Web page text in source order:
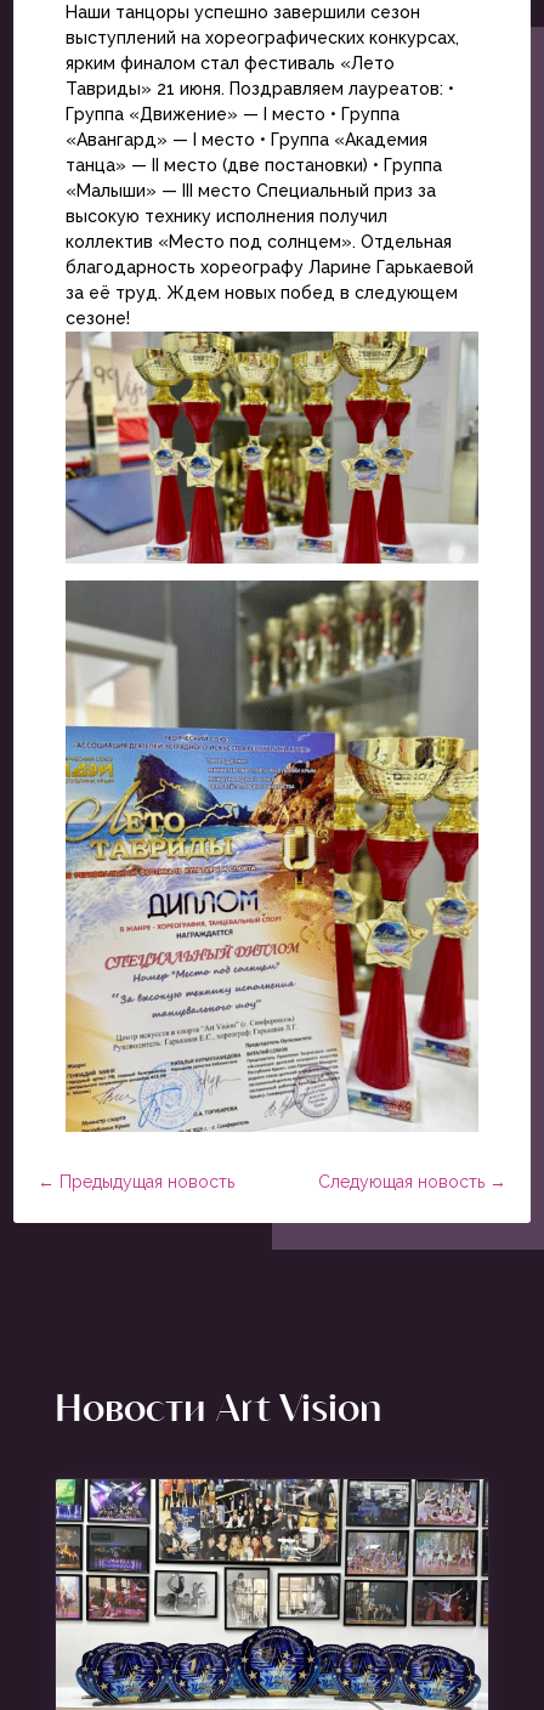
Наши танцоры успешно завершили сезон
выступлений на хореографических конкурсах,
ярким финалом стал фестиваль «Лето
Тавриды» 21 июня. Поздравляем лауреатов: •
Группа «Движение» — I место • Группа
«Авангард» — I место • Группа «Академия
танца» — II место (две постановки) • Группа
«Малыши» — III место Специальный приз за
высокую технику исполнения получил
коллектив «Место под солнцем». Отдельная
благодарность хореографу Ларине Гарькаевой
за её труд. Ждем новых побед в следующем
сезоне!
← Предыдущая новость Следующая новость→
Новости Art Vision